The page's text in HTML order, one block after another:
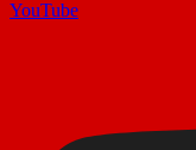
YouTube